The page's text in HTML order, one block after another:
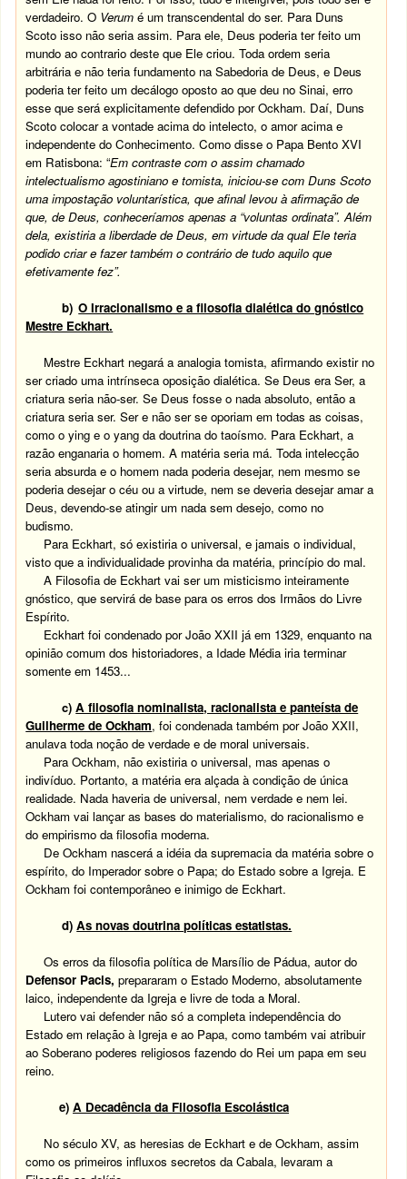
verdadeiro. O Verum é um transcendental do ser. Para Duns
Scoto isso não seria assim. Para ele, Deus poderia ter feito um
mundo ao contrario deste que Ele criou. Toda ordem seria
arbitrária e não teria fundamento na Sabedoria de Deus, e Deus
poderia ter feito um decálogo oposto ao que deu no Sinai, erro
esse que será explicitamente defendido por Ockham. Daí, Duns
Scoto colocar a vontade acima do intelecto, o amor acima e
independente do Conhecimento. Como disse o Papa Bento XVI
em Ratisbona: “Em contraste com o assim chamado
intelectualismo agostiniano e tomista, iniciou-se com Duns Scoto
uma impostação voluntarística, que afinal levou à afirmação de
que, de Deus, conheceríamos apenas a “voluntas ordinata”. Além
dela, existiria a liberdade de Deus, em virtude da qual Ele teria
podido criar e fazer também o contrário de tudo aquilo que
efetivamente fez”.
b) O Irracionalismo e a filosofia dialética do gnóstico
Mestre Eckhart.
Mestre Eckhart negará a analogia tomista, afirmando existir no
ser criado uma intrínseca oposição dialética. Se Deus era Ser, a
criatura seria não-ser. Se Deus fosse o nada absoluto, então a
criatura seria ser. Ser e não ser se oporiam em todas as coisas,
como o ying e o yang da doutrina do taoísmo. Para Eckhart, a
razão enganaria o homem. A matéria seria má. Toda intelecção
seria absurda e o homem nada poderia desejar, nem mesmo se
poderia desejar o céu ou a virtude, nem se deveria desejar amar a
Deus, devendo-se atingir um nada sem desejo, como no
budismo.
Para Eckhart, só existiria o universal, e jamais o individual,
visto que a individualidade provinha da matéria, princípio do mal.
A Filosofia de Eckhart vai ser um misticismo inteiramente
gnóstico, que servirá de base para os erros dos Irmãos do Livre
Espírito.
Eckhart foi condenado por João XXII já em 1329, enquanto na
opinião comum dos historiadores, a Idade Média iria terminar
somente em 1453...
c)A filosofia nominalista, racionalista e panteísta de
Guilherme de Ockham, foi condenada também por João XXII,
anulava toda noção de verdade e de moral universais.
Para Ockham, não existiria o universal, mas apenas o
indivíduo. Portanto, a matéria era alçada à condição de única
realidade. Nada haveria de universal, nem verdade e nem lei.
Ockham vai lançar as bases do materialismo, do racionalismo e
do empirismo da filosofia moderna.
De Ockham nascerá a idéia da supremacia da matéria sobre o
espírito, do Imperador sobre o Papa; do Estado sobre a Igreja. E
Ockham foi contemporâneo e inimigo de Eckhart.
d)As novas doutrina políticas estatistas.
Os erros da filosofia política de Marsílio de Pádua, autor do
Defensor Pacis, prepararam o Estado Moderno, absolutamente
laico, independente da Igreja e livre de toda a Moral.
Lutero vai defender não só a completa independência do
Estado em relação à Igreja e ao Papa, como também vai atribuir
ao Soberano poderes religiosos fazendo do Rei um papa em seu
reino.
e) A Decadência da Filosofia Escolástica
No século XV, as heresias de Eckhart e de Ockham, assim
como os primeiros influxos secretos da Cabala, levaram a